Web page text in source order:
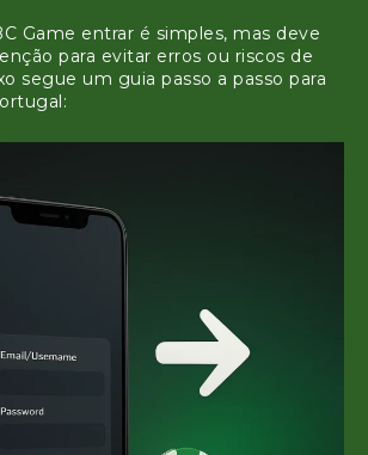
Game entrar é simples, mas deve
para evitar erros ou riscos de
segue um guia passo a passo para